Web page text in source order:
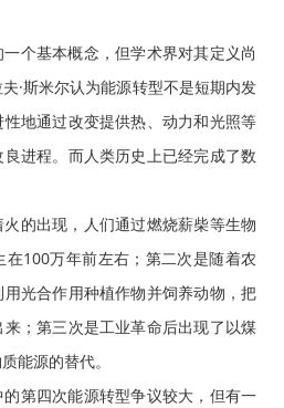
个基本概念，但学术界对其定义尚
·斯米尔认为能源转型不是短期内发
地通过改变提供热、动力和光照等
进程。而人类历史上已经完成了数
的出现，人们通过燃烧薪柴等生物
100万年前左右；第二次是随着农
光合作用种植作物并饲养动物，把
；第三次是工业革命后出现了以煤
能源的替代。
第四次能源转型争议较大，但有一